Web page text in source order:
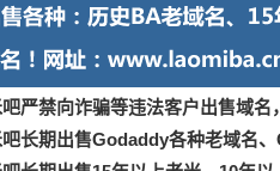
严禁向诈骗等违法客户出售域名
长期出售Godaddy各种老域名